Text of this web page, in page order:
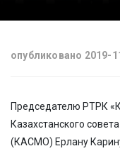
опубликовано 2019-
Председателю РТРК
Казахстанского
(КАСМО) Ерлану